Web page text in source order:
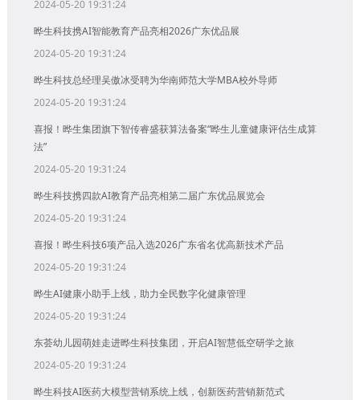
2024-05-20 19:31:24
晔生科技携AI智能教育产品亮相2026广东优品展
2024-05-20 19:31:24
晔生科技总经理吴傲冰受聘为华南师范大学MBA校外导师
2024-05-20 19:31:24
喜报！晔生集团旗下智传睿盛获算法备案“晔生儿童健康评估生成算
法”
2024-05-20 19:31:24
晔生科技携四款AI教育产品亮相第二届广东优品展览会
2024-05-20 19:31:24
喜报！晔生科技6项产品入选2026广东省名优高新技术产品
2024-05-20 19:31:24
晔生AI健康小助手上线，助力全民数字化健康管理
2024-05-20 19:31:24
东荟幼儿园萌娃走进晔生科技集团，开启AI智慧低空研学之旅
2024-05-20 19:31:24
晔生科技AI医药大模型营销系统上线，创新医药营销新范式